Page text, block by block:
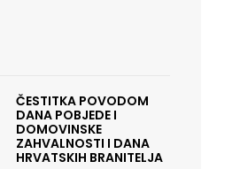
ČESTITKA POVODOM
DANA POBJEDE I
DOMOVINSKE
ZAHVALNOSTI I DANA
HRVATSKIH BRANITELJA